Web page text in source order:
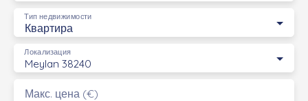
Квартира
Тип недвижимости
Meylan 38240
Локализация
Макс. цена (€)